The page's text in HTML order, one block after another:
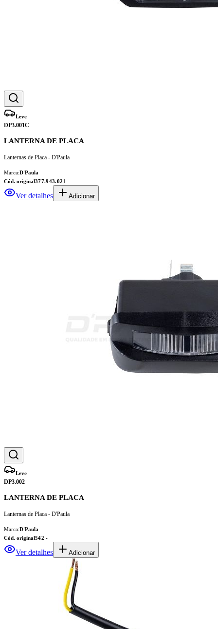
Leve
DP3.001C
LANTERNA DE PLACA
Lanternas de Placa - D'Paula
Marca:D'Paula
Cód. original377.943.021
Ver detalhes Adicionar
Leve
DP3.002
LANTERNA DE PLACA
Lanternas de Placa - D'Paula
Marca:D'Paula
Cód. original542 -
Ver detalhes Adicionar